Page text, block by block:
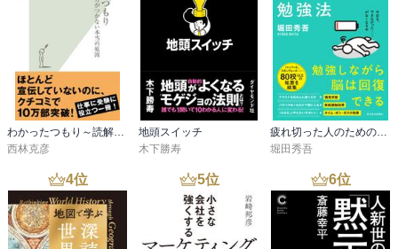
わかったつもり～読解力がつかない本当の原因～
西林克彦
地頭スイッチ
木下勝寿
疲れ切った人のための勉強法
堀田秀吾
4位 5位 6位